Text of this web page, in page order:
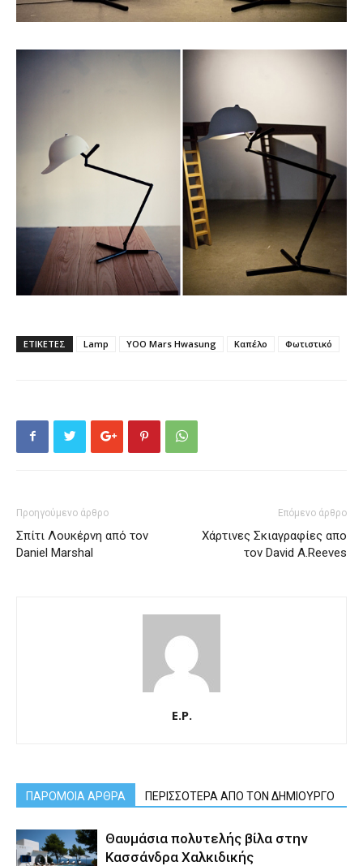
ΕΤΙΚΕΤΕΣ Lamp YOO Mars Hwasung Καπέλο Φωτιστικό
Προηγούμενο άρθρο
Σπίτι Λουκέρνη από τον
Daniel Marshal
Επόμενο άρθρο
Χάρτινες Σκιαγραφίες απο
τον David A.Reeves
E.P.
ΠΑΡΟΜΟΙΑ ΑΡΘΡΑ ΠΕΡΙΣΣΟΤΕΡΑ ΑΠΟ ΤΟΝ ΔΗΜΙΟΥΡΓΟ
Θαυμάσια πολυτελής βίλα στην
Κασσάνδρα Χαλκιδικής